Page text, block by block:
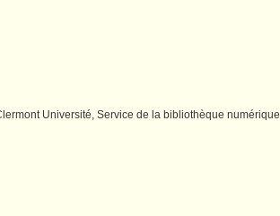
Université, Service de la bibliothèque numérique